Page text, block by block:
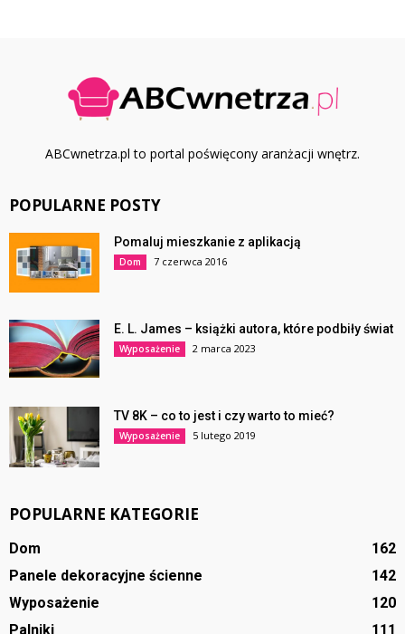
ABCwnetrza.pl to portal poświęcony aranżacji wnętrz.
POPULARNE POSTY
Pomaluj mieszkanie z aplikacją
Dom 7 czerwca 2016
E. L. James – książki autora, które podbiły świat
Wyposażenie 2 marca 2023
TV 8K – co to jest i czy warto to mieć?
Wyposażenie 5 lutego 2019
POPULARNE KATEGORIE
Dom
162
Panele dekoracyjne ścienne
142
Wyposażenie
120
Palniki
111